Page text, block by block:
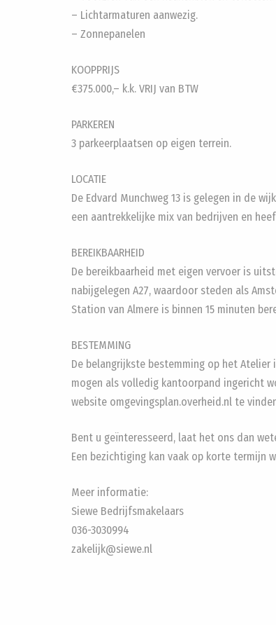
– Lichtarmaturen aanwezig.
– Zonnepanelen
KOOPPRIJS
€375.000,– k.k. VRIJ van BTW
PARKEREN
3 parkeerplaatsen op eigen terrein.
LOCATIE
De Edvard Munchweg 13 is gelegen in de
een aantrekkelijke mix van bedrijven en
BEREIKBAARHEID
De bereikbaarheid met eigen vervoer is
nabijgelegen A27, waardoor steden als
Station van Almere is binnen 15 minuten
BESTEMMING
De belangrijkste bestemming op het
mogen als volledig kantoorpand ingericht
website omgevingsplan.overheid.nl te
Bent u geïnteresseerd, laat het ons dan
Een bezichtiging kan vaak op korte termijn
Meer informatie:
Siewe Bedrijfsmakelaars
036-3030994
zakelijk@siewe.nl